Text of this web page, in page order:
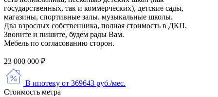
государственных, так и коммерческих), детские сады,
магазины, спортивные залы. музыкальные школы.
Два взрослых собственника, полная стоимость в ДКП.
Звоните и пишите, будем рады Вам.
Мебель по согласованию сторон.
23 000 000 ₽
В ипотеку от 369643 руб./мес.
Стоимость метра